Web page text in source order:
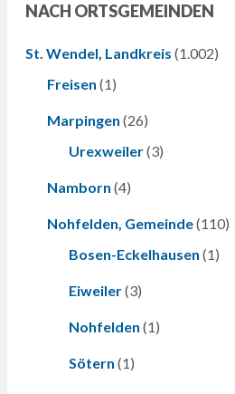
NACH ORTSGEMEINDEN
St. Wendel, Landkreis (1.002)
Freisen (1)
Marpingen (26)
Urexweiler(3)
Namborn (4)
Nohfelden, Gemeinde(110)
Bosen-Eckelhausen (1)
Eiweiler(3)
Nohfelden (1)
Sötern (1)